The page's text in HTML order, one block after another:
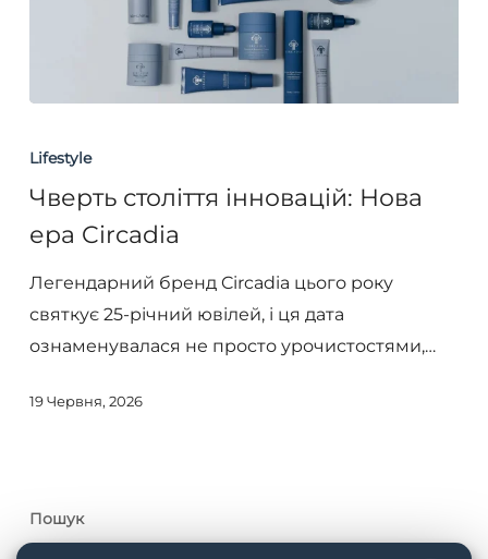
століття
Нова
ера
Circadia
Lifestyle
Чверть століття інновацій: Нова
ера Circadia
Легендарний бренд Circadia цього року
святкує 25-річний ювілей, і ця дата
ознаменувалася не просто урочистостями,…
19 Червня, 2026
Пошук